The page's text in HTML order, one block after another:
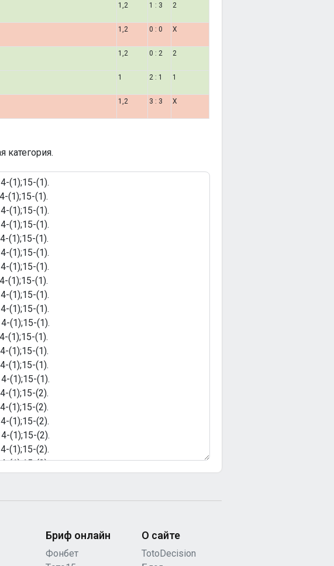
1,2 1 : 3 2
1,2 0 : 0 X
1,2 0 : 2 2
1 2 : 1 1
1,2 3 : 3 X
категория.
Бриф онлайн
Фонбет
О сайте
TotoDecision